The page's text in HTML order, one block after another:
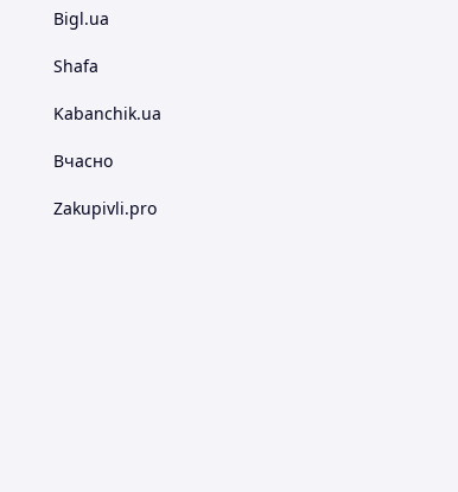
Bigl.ua
Shafa
Kabanchik.ua
Вчасно
Zakupivli.pro